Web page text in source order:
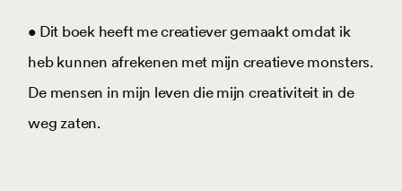
• Dit boek heeft me creatiever gemaakt omdat ik
heb kunnen afrekenen met mijn creatieve monsters.
De mensen in mijn leven die mijn creativiteit in de
weg zaten.